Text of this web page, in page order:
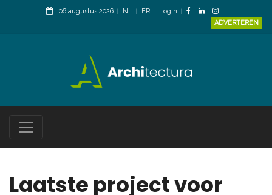
06 augustus 2026 NL FR
Login
ADVERTEREN
Laatste project voor